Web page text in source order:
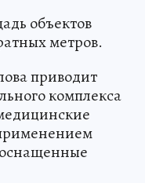
объектов
метров.
приводит
комплекса